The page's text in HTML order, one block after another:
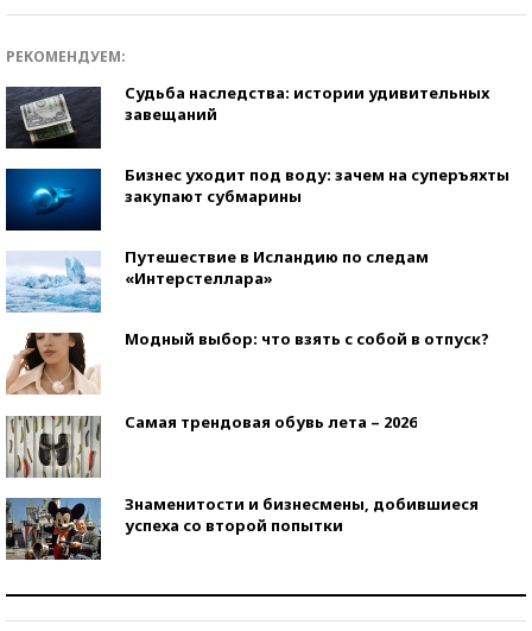
РЕКОМЕНДУЕМ:
Судьба наследства: истории удивительных
завещаний
Бизнес уходит под воду: зачем на суперъяхты
закупают субмарины
Путешествие в Исландию по следам
«Интерстеллара»
Модный выбор: что взять с собой в отпуск?
Самая трендовая обувь лета – 2026
Знаменитости и бизнесмены, добившиеся
успеха со второй попытки